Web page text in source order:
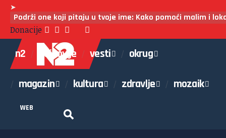
➤
Podrži one koji pitaju u tvoje ime: Kako pomoći malim i
Donacije
n2 najnovije vesti okrug
magazin kultura zdravlje mozaik
WEB